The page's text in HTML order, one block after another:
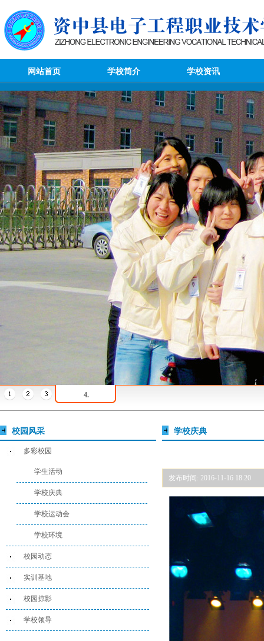
网站首页 学校简介 学校资讯
4.
校园风采
多彩校园
学生活动
学校庆典
学校运动会
学校环境
校园动态
实训基地
校园掠影
学校领导
学校庆典
发布时间: 2016-11-16 18:20